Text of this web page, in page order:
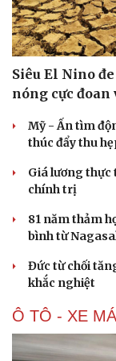
Tư vấn
check-in
Siêu El Nino
nóng cực đoan
Mỹ - Ấn tìm
thúc đẩy thu
Giá lương thực
chính trị
81 năm thảm
bình từ
Đức từ chối
khắc nghiệt
Ô TÔ - XE